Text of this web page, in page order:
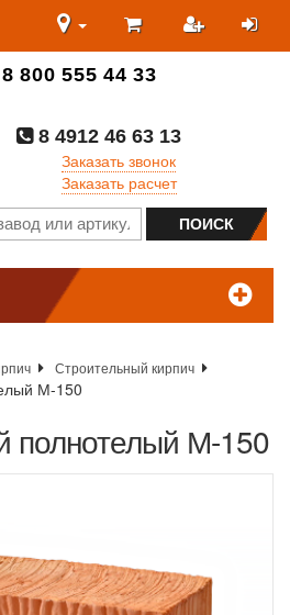
8 800 555 44 33
8 4912 46 63 13
Заказать звонок
Заказать расчет
Строительный кирпич
М-150
полнотелый М-150